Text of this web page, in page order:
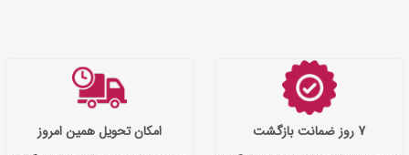
7 روز ضمانت بازگشت
امکان تحویل همین امروز